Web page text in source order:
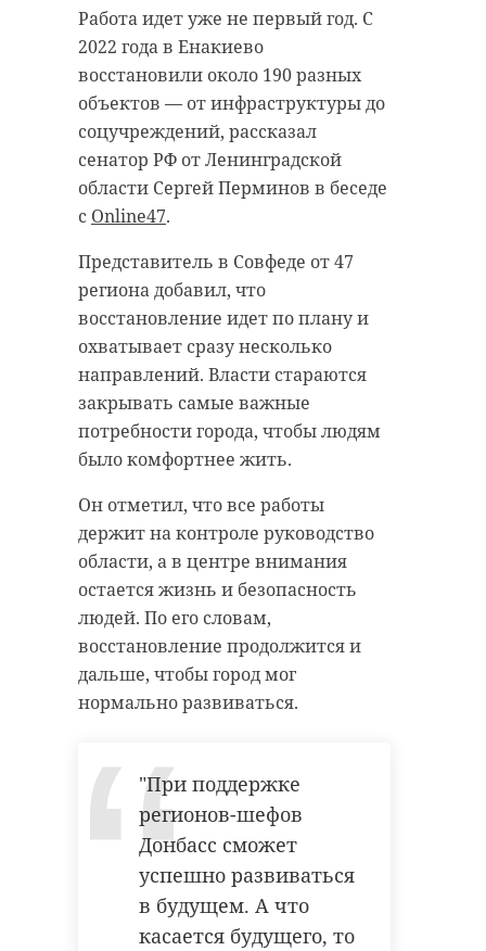
Работа идет уже не первый год. С
2022 года в Енакиево
восстановили около 190 разных
объектов — от инфраструктуры до
соцучреждений, рассказал
сенатор РФ от Ленинградской
области Сергей Перминов в беседе
с Online47.
Представитель в Совфеде от 47
региона добавил, что
восстановление идет по плану и
охватывает сразу несколько
направлений. Власти стараются
закрывать самые важные
потребности города, чтобы людям
было комфортнее жить.
Он отметил, что все работы
держит на контроле руководство
области, а в центре внимания
остается жизнь и безопасность
людей. По его словам,
восстановление продолжится и
дальше, чтобы город мог
нормально развиваться.
"При поддержке
регионов-шефов
Донбасс сможет
успешно развиваться
в будущем. А что
касается будущего, то
результате предварительного
расследования были установлены
личности владельцев этих счетов.
Чтобы защитить права
потерпевших, Тосненский
городской прокурор направил
исковые заявления в суды
регионов РФ.
Ведомство потребовало взыскать с
владельцев счетов суммы
неосновательного обогащения. Все
иски рассмотрены и
удовлетворены в полном объеме, -
рассказали в пятницу, 22 мая, в
пресс-службе прокуратуры
Ленинградской области.
В частности, Ленинск-Кузнецкий
районный суд Кемеровской
области удовлетворил иск на
сумму 645 тысяч рублей.
Аналогичное решение принял
Люберецкий городской суд
Московской области. Мировой
судья Московского района Казани
Фактическое исполнение
судебных актов находится на
контроле Тосненской городской
прокуратуры.
Фото: Baltphoto/ Ольга Андросова
ведомстве отметили, что список
стран-экспортеров по сравнению с
прошлым годом почти не
изменился.
Во время лабораторных проверок
специалисты обнаружили
заражение многоядной мухой-
горбаткой в одной из партий чая
из Индии весом 24 тонны.
После обработки зараженную
продукцию привели в безопасное
состояние. Остальные партии чая
успешно прошли фитосанитарный
контроль и были допущены к
ввозу в Россию.
Западного межрегионального
управления Россельхознадзора
россельхознадзор